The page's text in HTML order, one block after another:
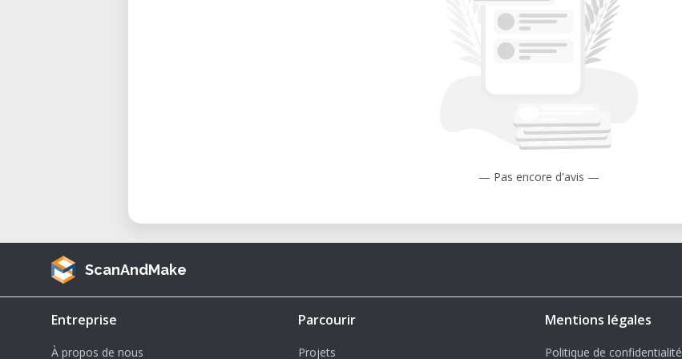
Zusammenarbeit mit Designern, Ingenieuren
30 × 30 × 30 mm bis 1200 × 1200 × 1200 mm
Farberfassung:Ja, inklusive Textur-Scanning
Software:
Kompatibilität:Windows-Systeme
— Pas encore d'avis —
ScanAndMake
Entreprise
À propos de nous
Parcourir
Projets
Mentions légales
Politique de confidentialité